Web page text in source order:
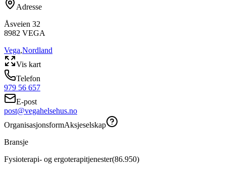
Adresse
Åsveien 32
8982 VEGA
Vega,Nordland
Vis kart
Telefon
979 56 657
E-post
post@vegahelsehus.no
OrganisasjonsformAksjeselskap
Bransje
Fysioterapi- og ergoterapitjenester(86.950)